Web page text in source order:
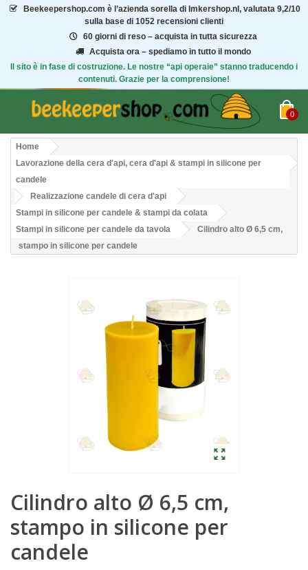
Beekeepershop.com è l’azienda sorella di Imkershop.nl, valutata 9,2/10
sulla base di 1052 recensioni clienti
60 giorni di reso – acquista in tutta sicurezza
Acquista ora – spediamo in tutto il mondo
Il sito è in fase di costruzione. Le nostre “api operaie” stanno traducendo i
contenuti. Grazie per la comprensione!
0
Home
Lavorazione della cera d'api, cera d'api & stampi in silicone per
candele
Realizzazione candele di cera d'api
Stampi in silicone per candele & stampi da colata
Stampi in silicone per candele da tavola
Cilindro alto Ø 6,5 cm,
stampo in silicone per candele
Cilindro alto Ø 6,5 cm,
stampo in silicone per
candele